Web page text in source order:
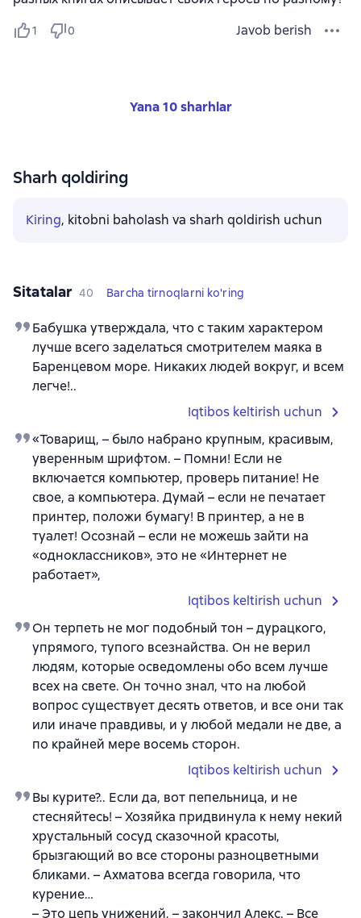
1 0 Javob berish
Yana 10 sharhlar
Sharh qoldiring
Kiring, kitobni baholash va sharh qoldirish uchun
Sitatalar 40 Barcha tirnoqlarni ko'ring
Бабушка утверждала, что с таким характером
лучше всего заделаться смотрителем маяка в
Баренцевом море. Никаких людей вокруг, и всем
легче!..
Iqtibos keltirish uchun
«Товарищ, – было набрано крупным, красивым,
уверенным шрифтом. – Помни! Если не
включается компьютер, проверь питание! Не
свое, а компьютера. Думай – если не печатает
принтер, положи бумагу! В принтер, а не в
туалет! Осознай – если не можешь зайти на
«одноклассников», это не «Интернет не
работает»,
Iqtibos keltirish uchun
Он терпеть не мог подобный тон – дурацкого,
упрямого, тупого всезнайства. Он не верил
людям, которые осведомлены обо всем лучше
всех на свете. Он точно знал, что на любой
вопрос существует десять ответов, и все они так
или иначе правдивы, и у любой медали не две, а
по крайней мере восемь сторон.
Iqtibos keltirish uchun
Вы курите?.. Если да, вот пепельница, и не
стесняйтесь! – Хозяйка придвинула к нему некий
хрустальный сосуд сказочной красоты,
брызгающий во все стороны разноцветными
бликами. – Ахматова всегда говорила, что
курение…
– Это цепь унижений, – закончил Алекс. – Все